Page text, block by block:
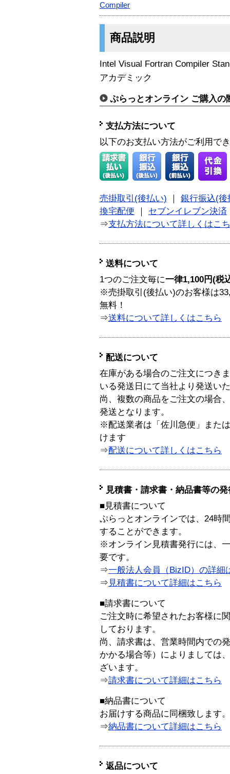
Compiler
商品説明
Intel Visual Fortran Compiler
アカデミック
ぷらっとオンライン ご購入の
支払方法について
以下のお支払い方法がご利用で
売掛取引(後払い)
銀行振込(後
換宅配便
セブンイレブン決済
⇒支払方法について詳しくはこ
送料について
1つのご注文毎に一律1,100円(税
※売掛取引(後払い)のお客様は
無料！
⇒送料について詳しくはこちら
配送について
在庫がある場合のご注文につき
いる発送日にて当社より発送い
尚、複数の商品をご注文の場合
発送となります。
※配送業者は「佐川急便」また
けます
⇒配送について詳しくはこちら
見積書・請求書・納品書等の
■見積書について
ぷらっとオンラインでは、24時
することができます。
※オンライン見積書発行には、
要です。
⇒一般法人会員（BizID）の詳細
⇒ 見積書について詳細はこちら
■請求書について
ご注文時に希望されたお客様に
しております。
尚、請求書は、営業時間内での
かかる場合等）によりましては
ざいます。
⇒請求書について詳細はこちら
■納品書について
お届けする商品に同梱致します。
⇒納品書について詳細はこちら
返品について